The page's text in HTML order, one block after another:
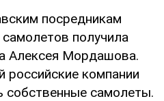
посредникам
получила
Алексея Мордашова.
российские компании
собственные самолеты.